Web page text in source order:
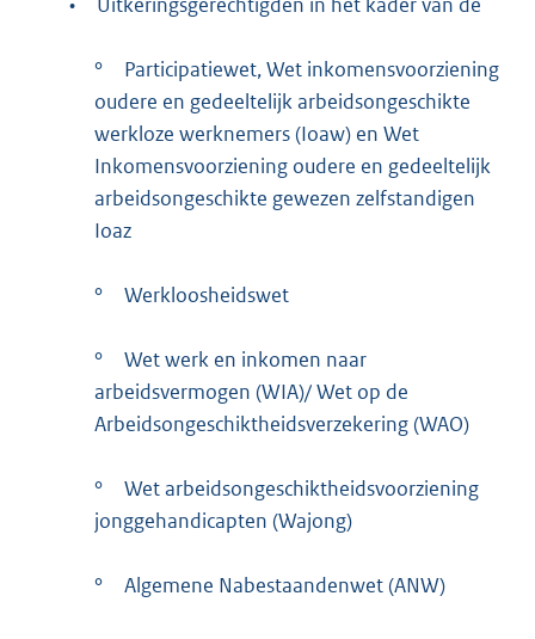
°
Participatiewet, Wet inkomensvoorziening
oudere en gedeeltelijk arbeidsongeschikte
werkloze werknemers (Ioaw) en Wet
Inkomensvoorziening oudere en gedeeltelijk
arbeidsongeschikte gewezen zelfstandigen
Ioaz
° Werkloosheidswet
°
Wet werk en inkomen naar
arbeidsvermogen (WIA)/ Wet op de
Arbeidsongeschiktheidsverzekering (WAO)
°
Wet arbeidsongeschiktheidsvoorziening
jonggehandicapten (Wajong)
° Algemene Nabestaandenwet (ANW)